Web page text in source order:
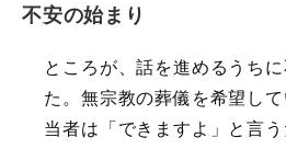
不安の始まり
ところが、話を進めるうち
た。無宗教の葬儀を希望し
当者は「できますよ」と言